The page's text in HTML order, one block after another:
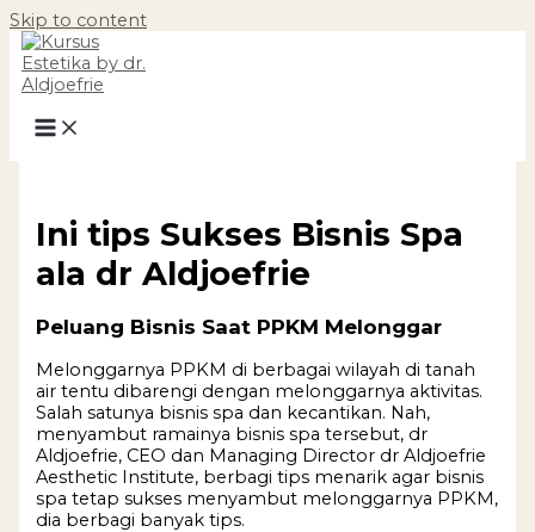
Skip to content
Ini tips Sukses Bisnis Spa
ala dr Aldjoefrie
Peluang Bisnis Saat PPKM Melonggar
Melonggarnya PPKM di berbagai wilayah di tanah
air tentu dibarengi dengan melonggarnya aktivitas.
Salah satunya bisnis spa dan kecantikan. Nah,
menyambut ramainya bisnis spa tersebut, dr
Aldjoefrie, CEO dan Managing Director dr Aldjoefrie
Aesthetic Institute, berbagi tips menarik agar bisnis
spa tetap sukses menyambut melonggarnya PPKM,
dia berbagi banyak tips.